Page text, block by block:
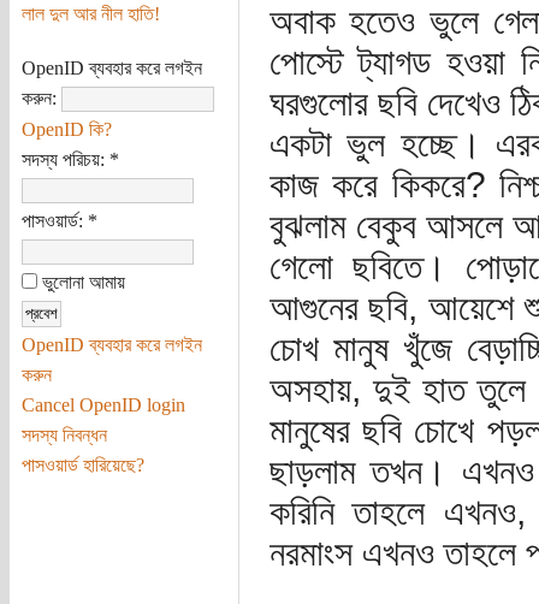
লাল দুল আর নীল হাতি!
OpenID ব্যবহার করে লগইন
করুন:
OpenID কি?
সদস্য পরিচয়: *
পাসওয়ার্ড: *
ভুলোনা আমায়
OpenID ব্যবহার করে লগইন
করুন
Cancel OpenID login
সদস্য নিবন্ধন
পাসওয়ার্ড হারিয়েছে?
অবাক হতেও ভুলে
পোস্টে ট্যাগড হওয়া
ঘরগুলোর ছবি দেখেও
একটা ভুল হচ্ছে।
কাজ করে কিকরে?
বুঝলাম বেকুব আসলে
গেলো ছবিতে।
আগুনের ছবি, আয়েশে
চোখ মানুষ খুঁজে
অসহায়, দুই হাত তুলে
মানুষের ছবি চোখে
ছাড়লাম তখন।
করিনি তাহলে
নরমাংস এখনও তাহলে